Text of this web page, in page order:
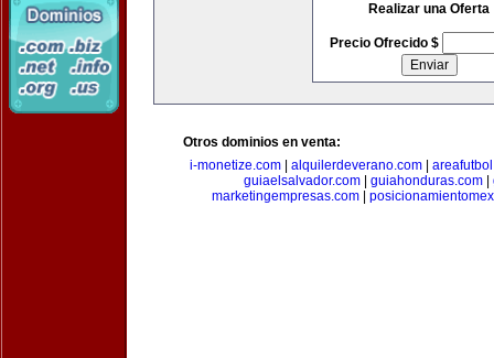
Realizar una Oferta
Precio Ofrecido $
Otros dominios en venta:
i-monetize.com
alquilerdeverano.com
guiaelsalvador.com| guiahonduras.com|
marketingempresas.com